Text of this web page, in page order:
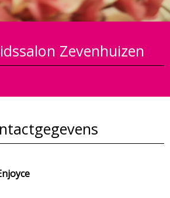
Zevenhuizen